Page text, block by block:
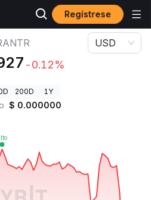
Regístrese
Precio de grantr GRANTR
-0.12%
USD
200D 1Y
$ 0.000000